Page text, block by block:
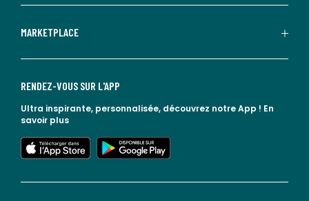
MARKETPLACE
RENDEZ-VOUS SUR L'APP
Ultra inspirante, personnalisée, découvrez notre App ! En
savoir plus
lien vers l'app store
lien vers google play